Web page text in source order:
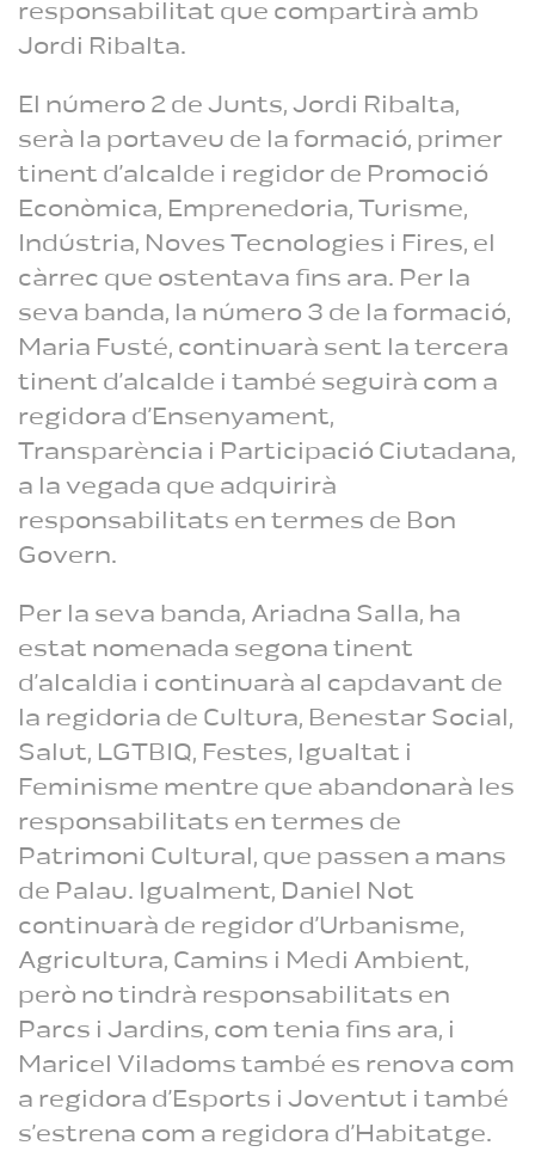
responsabilitat que compartirà amb
Jordi Ribalta.
El número 2 de Junts, Jordi Ribalta,
serà la portaveu de la formació, primer
tinent d’alcalde i regidor de Promoció
Econòmica, Emprenedoria, Turisme,
Indústria, Noves Tecnologies i Fires, el
càrrec que ostentava fins ara. Per la
seva banda, la número 3 de la formació,
Maria Fusté, continuarà sent la tercera
tinent d’alcalde i també seguirà com a
regidora d’Ensenyament,
Transparència i Participació Ciutadana,
a la vegada que adquirirà
responsabilitats en termes de Bon
Govern.
Per la seva banda, Ariadna Salla, ha
estat nomenada segona tinent
d’alcaldia i continuarà al capdavant de
la regidoria de Cultura, Benestar Social,
Salut, LGTBIQ, Festes, Igualtat i
Feminisme mentre que abandonarà les
responsabilitats en termes de
Patrimoni Cultural, que passen a mans
de Palau. Igualment, Daniel Not
continuarà de regidor d’Urbanisme,
Agricultura, Camins i Medi Ambient,
però no tindrà responsabilitats en
Parcs i Jardins, com tenia fins ara, i
Maricel Viladoms també es renova com
a regidora d’Esports i Joventut i també
s’estrena com a regidora d’Habitatge.